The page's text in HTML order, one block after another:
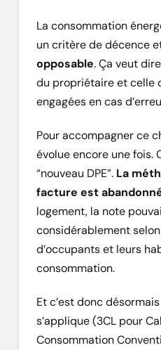
La consommation
un critère de décence
opposable. Ça veut
du propriétaire et celle
engagées en cas
Pour accompagner ce
évolue encore une fois.
“nouveau DPE”. La
facture est
logement, la note
considérablement
d’occupants et leurs
consommation.
Et c’est donc désormais
s’applique (3CL pour
Consommation